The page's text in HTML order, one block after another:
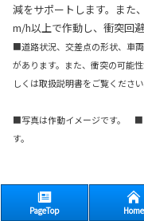
減をサポートします。また
m/h以上で作動し、衝突回
■道路状況、交差点の形状、車
があります。また、衝突の可能
しくは取扱説明書をご覧くださ
■写真は作動イメージです。 ■
す。
PageTop Home